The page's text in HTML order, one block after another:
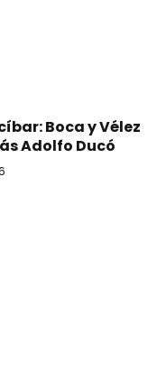
Boca y Vélez
Adolfo Ducó